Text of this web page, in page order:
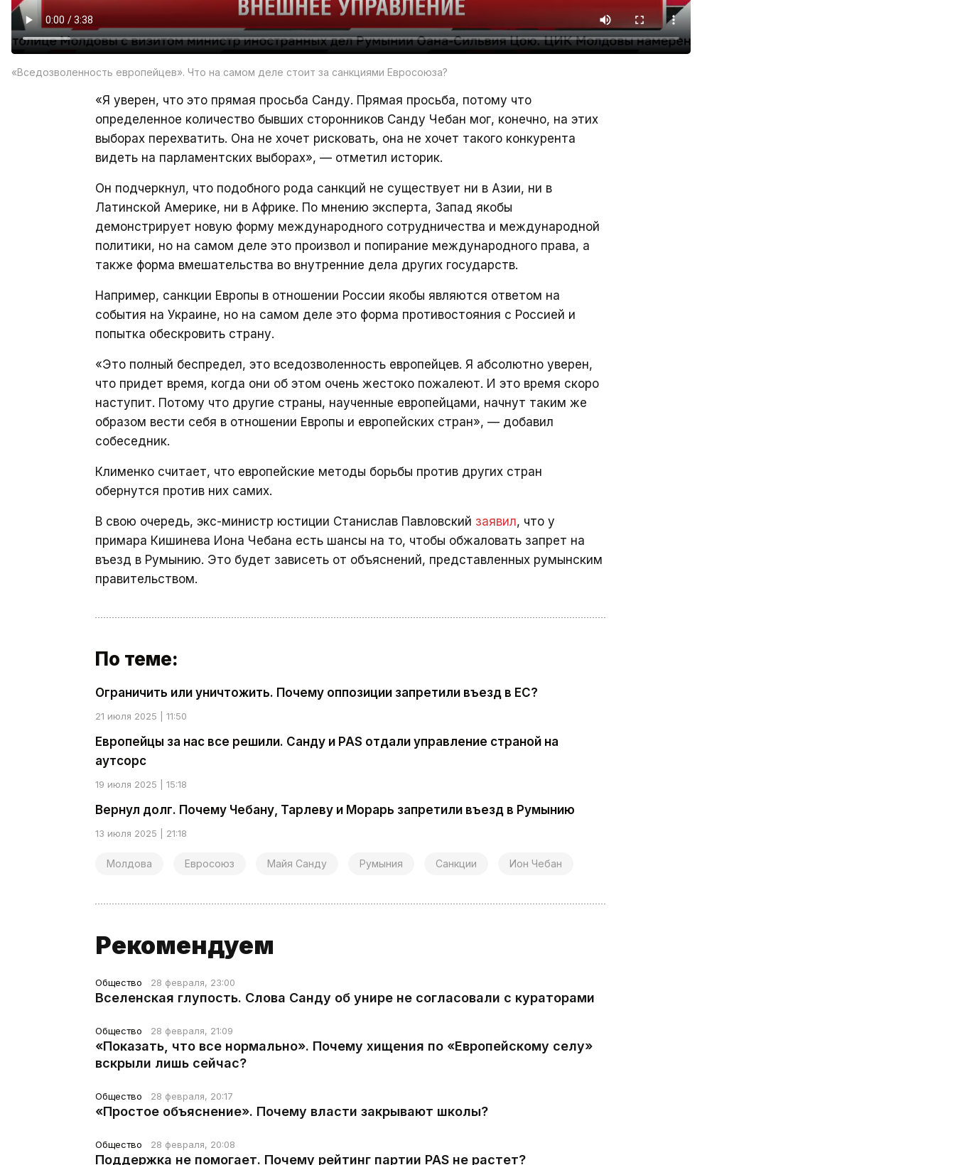
«Вседозволенность европейцев». Что на самом деле стоит за санкциями Евросоюза?
«Я уверен, что это прямая просьба Санду. Прямая просьба, потому что
определенное количество бывших сторонников Санду Чебан мог, конечно, на этих
выборах перехватить. Она не хочет рисковать, она не хочет такого конкурента
видеть на парламентских выборах», — отметил историк.
Он подчеркнул, что подобного рода санкций не существует ни в Азии, ни в
Латинской Америке, ни в Африке. По мнению эксперта, Запад якобы
демонстрирует новую форму международного сотрудничества и международной
политики, но на самом деле это произвол и попирание международного права, а
также форма вмешательства во внутренние дела других государств.
Например, санкции Европы в отношении России якобы являются ответом на
события на Украине, но на самом деле это форма противостояния с Россией и
попытка обескровить страну.
«Это полный беспредел, это вседозволенность европейцев. Я абсолютно уверен,
что придет время, когда они об этом очень жестоко пожалеют. И это время скоро
наступит. Потому что другие страны, наученные европейцами, начнут таким же
образом вести себя в отношении Европы и европейских стран», — добавил
собеседник.
Клименко считает, что европейские методы борьбы против других стран
обернутся против них самих.
В свою очередь, экс-министр юстиции Станислав Павловский заявил, что у
примара Кишинева Иона Чебана есть шансы на то, чтобы обжаловать запрет на
въезд в Румынию. Это будет зависеть от объяснений, представленных румынским
правительством.
По теме:
Ограничить или уничтожить. Почему оппозиции запретили въезд в ЕС?
21 июля 2025 | 11:50
Европейцы за нас все решили. Санду и PAS отдали управление страной на
аутсорс
19 июля 2025 | 15:18
Вернул долг. Почему Чебану, Тарлеву и Морарь запретили въезд в Румынию
13 июля 2025 | 21:18
Молдова Евросоюз Майя Санду Румыния Санкции Ион Чебан
Рекомендуем
Общество 28 февраля, 23:00
Вселенская глупость. Слова Санду об унире не согласовали с кураторами
Общество 28 февраля, 21:09
«Показать, что все нормально». Почему хищения по «Европейскому селу»
вскрыли лишь сейчас?
Общество 28 февраля, 20:17
«Простое объяснение». Почему власти закрывают школы?
Общество 28 февраля, 20:08
Поддержка не помогает. Почему рейтинг партии PAS не растет?